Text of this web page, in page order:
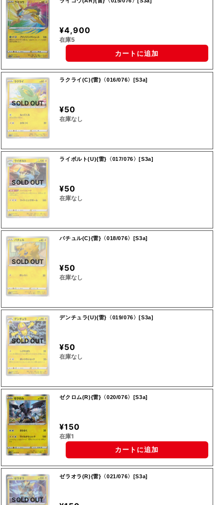
¥4,900
在庫5
カートに追加
SOLD OUT
ラクライ(C){雷}〈016/076〉[S3a]
¥50
在庫なし
SOLD OUT
ライボルト(U){雷}〈017/076〉[S3a]
¥50
在庫なし
SOLD OUT
バチュル(C){雷}〈018/076〉[S3a]
¥50
在庫なし
SOLD OUT
デンチュラ(U){雷}〈019/076〉[S3a]
¥50
在庫なし
ゼクロム(R){雷}〈020/076〉[S3a]
¥150
在庫1
カートに追加
SOLD OUT
ゼラオラ(R){雷}〈021/076〉[S3a]